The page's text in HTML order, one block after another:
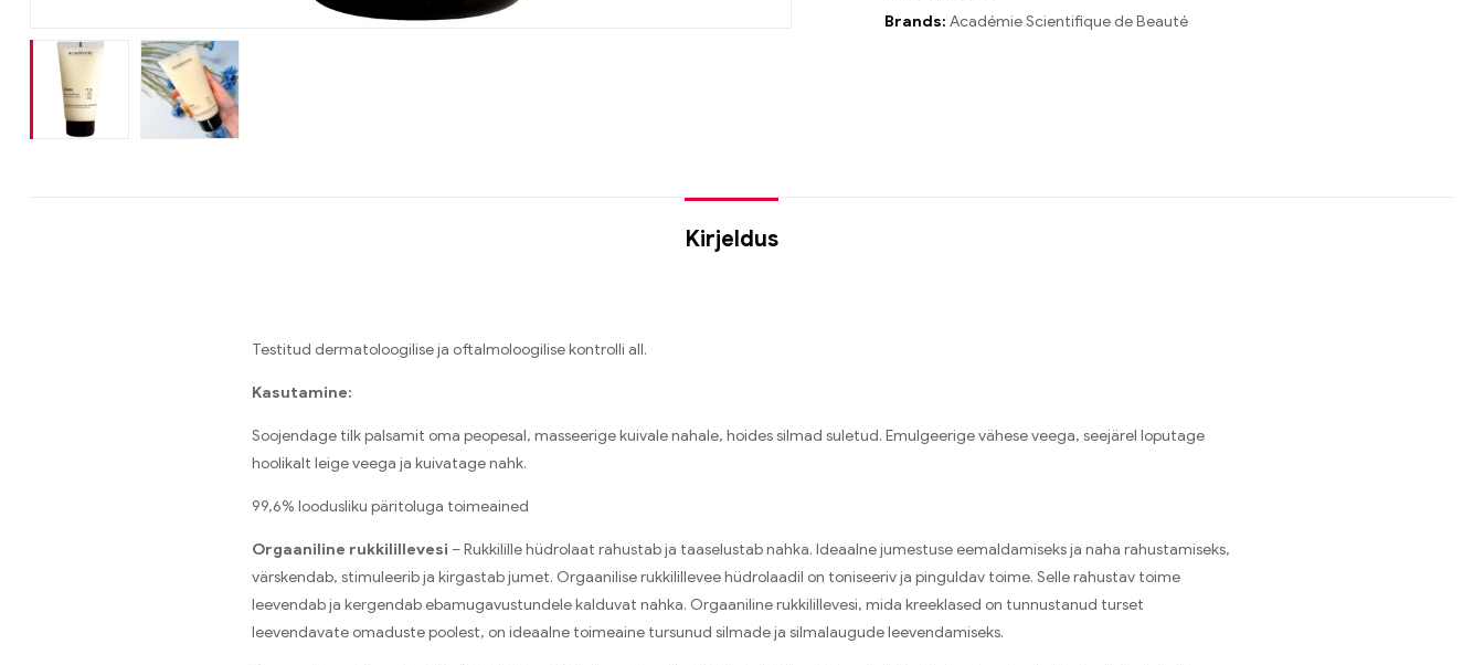
Brands: Académie Scientifique de Beauté
Kirjeldus
Testitud dermatoloogilise ja oftalmoloogilise kontrolli all.
Kasutamine:
Soojendage tilk palsamit oma peopesal, masseerige kuivale nahale, hoides silmad suletud. Emulgeerige vähese veega, seejärel loputage
hoolikalt leige veega ja kuivatage nahk.
99,6% loodusliku päritoluga toimeained
Orgaaniline rukkilillevesi – Rukkilille hüdrolaat rahustab ja taaselustab nahka. Ideaalne jumestuse eemaldamiseks ja naha rahustamiseks,
värskendab, stimuleerib ja kirgastab jumet. Orgaanilise rukkilillevee hüdrolaadil on toniseeriv ja pinguldav toime. Selle rahustav toime
leevendab ja kergendab ebamugavustundele kalduvat nahka. Orgaaniline rukkilillevesi, mida kreeklased on tunnustanud turset
leevendavate omaduste poolest, on ideaalne toimeaine tursunud silmade ja silmalaugude leevendamiseks.